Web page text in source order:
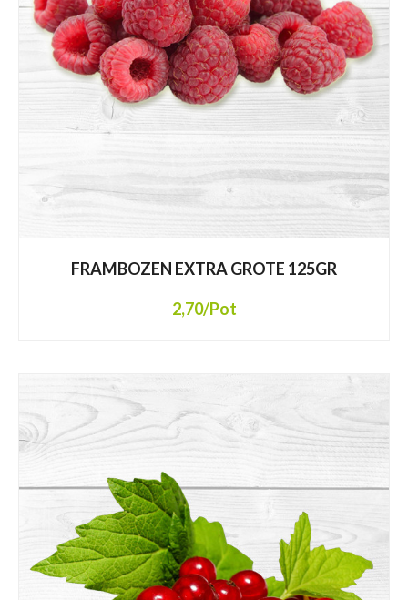
FRAMBOZEN EXTRA GROTE 125GR
2,70/Pot